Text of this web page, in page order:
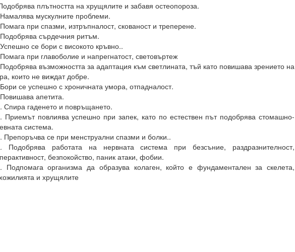
плътността на хрущялите и забавя остеопороза.
мускулните проблеми.
при спазми, изтръпналост, скованост и треперене.
сърдечния ритъм.
се бори с високото кръвно..
при главоболие и напрегнатост, световъртеж
възможността за адаптация към светлината, тъй като повишава зрението на
които не виждат добре.
се успешно с хроничната умора, отпадналост.
апетита.
Спира гаденето и повръщането.
Приемът повлиява успешно при запек, като по естествен път подобрява стомашно-
система.
Препоръчва се при менструални спазми и болки..
Подобрява работата на нервната система при безсъние, раздразнителност,
безпокойство, паник атаки, фобии.
Подпомага организма да образува колаген, който е фундаментален за скелета,
и хрущялите